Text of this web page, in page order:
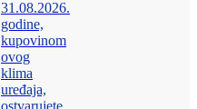
31.08.2026.
godine,
kupovinom
ovog
klima
uređaja,
ostvarujete